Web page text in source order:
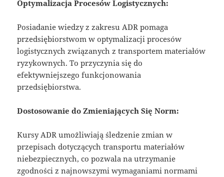
Optymalizacja Procesów Logistycznych:
Posiadanie wiedzy z zakresu ADR pomaga
przedsiębiorstwom w optymalizacji procesów
logistycznych związanych z transportem materiałów
ryzykownych. To przyczynia się do
efektywniejszego funkcjonowania
przedsiębiorstwa.
Dostosowanie do Zmieniających Się Norm:
Kursy ADR umożliwiają śledzenie zmian w
przepisach dotyczących transportu materiałów
niebezpiecznych, co pozwala na utrzymanie
zgodności z najnowszymi wymaganiami normami